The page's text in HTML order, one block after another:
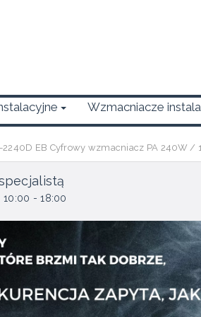
Wzmacniacze
2240D EB Cyfrowy wzmacniacz PA 240W /
- 18:00